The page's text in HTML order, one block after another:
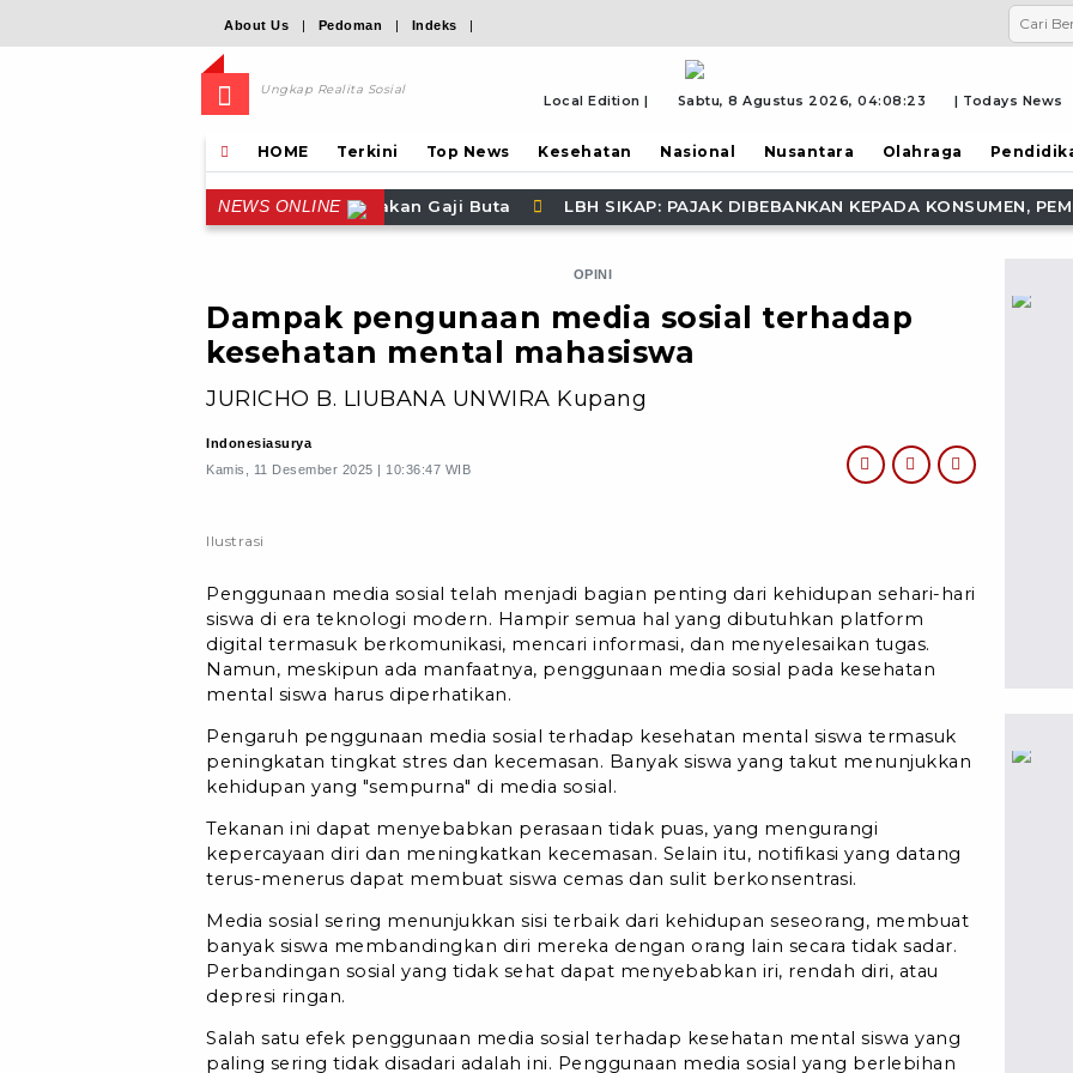
About Us | Pedoman | Indeks |
Ungkap Realita Sosial
Local Edition | Sabtu, 8 Agustus 2026,04:08:25 | Todays News
HOME Terkini Top News Kesehatan Nasional Nusantara Olahraga
NEWS ONLINE
LBH SIKAP: PAJAK DIBEBANKAN KEPADA KONSUMEN, PEMDA LEMBATA DISARANKAN KAJI
OPINI
Dampak pengunaan media sosial terhadap
kesehatan mental mahasiswa
JURICHO B. LIUBANA UNWIRA Kupang
Indonesiasurya
Kamis, 11 Desember 2025 | 10:36:47 WIB
Ilustrasi
Penggunaan media sosial telah menjadi bagian penting dari kehidupan sehari-hari
siswa di era teknologi modern. Hampir semua hal yang dibutuhkan platform
digital termasuk berkomunikasi, mencari informasi, dan menyelesaikan tugas.
Namun, meskipun ada manfaatnya, penggunaan media sosial pada kesehatan
mental siswa harus diperhatikan.
Pengaruh penggunaan media sosial terhadap kesehatan mental siswa termasuk
peningkatan tingkat stres dan kecemasan. Banyak siswa yang takut menunjukkan
kehidupan yang "sempurna" di media sosial.
Tekanan ini dapat menyebabkan perasaan tidak puas, yang mengurangi
kepercayaan diri dan meningkatkan kecemasan. Selain itu, notifikasi yang datang
terus-menerus dapat membuat siswa cemas dan sulit berkonsentrasi.
Media sosial sering menunjukkan sisi terbaik dari kehidupan seseorang, membuat
banyak siswa membandingkan diri mereka dengan orang lain secara tidak sadar.
Perbandingan sosial yang tidak sehat dapat menyebabkan iri, rendah diri, atau
depresi ringan.
Salah satu efek penggunaan media sosial terhadap kesehatan mental siswa yang
paling sering tidak disadari adalah ini. Penggunaan media sosial yang berlebihan